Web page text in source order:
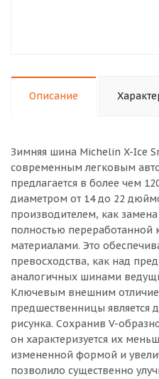
Описание
Зимняя шина Michelin X-Ice
современным легковым
предлагается в более чем
диаметром от 14 до 22
производителем, как замена
полностью переработанной
материалами. Это
превосходства, как над
аналогичных шинами
Ключевым внешним
предшественницы является
рисунка. Сохранив V-
он характеризуется их
измененной формой и
позволило существенно